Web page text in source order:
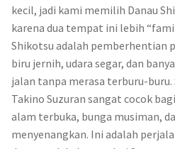
kecil, jadi kami memilih Danau
karena dua tempat ini lebih
Shikotsu adalah pemberhentian
biru jernih, udara segar, dan
jalan tanpa merasa terburu-
Takino Suzuran sangat cocok
alam terbuka, bunga musiman,
menyenangkan. Ini adalah